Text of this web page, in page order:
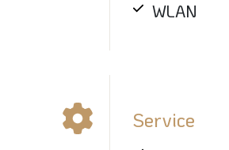
WLAN
Service